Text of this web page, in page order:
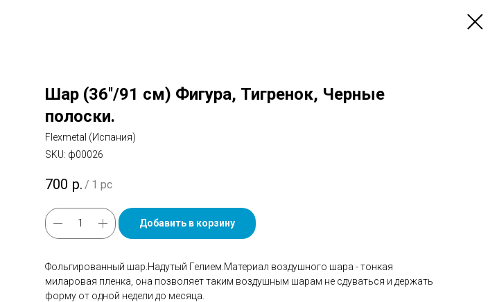
Шар (36''/91 см) Фигура, Тигренок, Черные
полоски.
Flexmetal (Испания)
SKU: ф00026
700 р. / 1 pc
Добавить в корзину
Фольгированный шар.Надутый Гелием.Материал воздушного шара - тонкая
миларовая пленка, она позволяет таким воздушным шарам не сдуваться и держать
форму от одной недели до месяца.